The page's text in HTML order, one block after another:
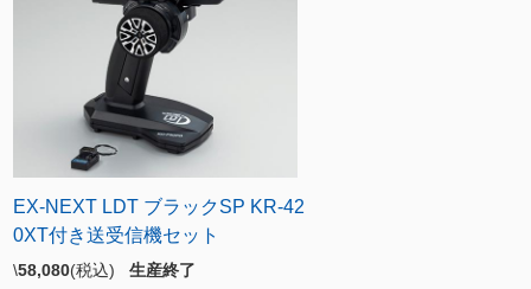
EX-NEXT LDT ブラックSP KR-42
0XT付き送受信機セット
\58,080(税込) 生産終了